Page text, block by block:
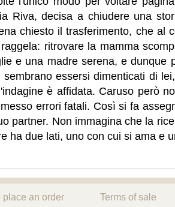
Riva, decisa a chiudere una
chiesto il trasferimento, che al
ritrovare la mamma
e una madre serena, e dunque
sembrano essersi dimenticati di
è affidata. Caruso però
errori fatali. Così si fa
partner. Non immagina che la
ha due lati, uno con cui si ama e
place an order Terms of sale